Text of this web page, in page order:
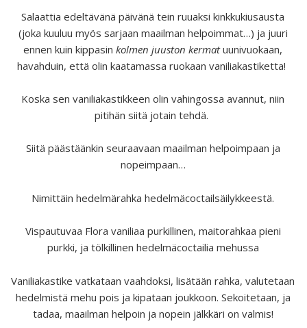
Salaattia edeltävänä päivänä tein ruuaksi kinkkukiusausta
(joka kuuluu myös sarjaan maailman helpoimmat…) ja juuri
ennen kuin kippasinkolmen juuston kermatuunivuokaan,
havahduin, että olin kaatamassa ruokaan vaniliakastiketta!
Koska sen vaniliakastikkeen olin vahingossa avannut, niin
pitihän siitä jotain tehdä.
Siitä päästäänkin seuraavaan maailman helpoimpaan ja
nopeimpaan…
Nimittäin hedelmärahka hedelmäcoctailsäilykkeestä.
Vispautuvaa Flora vaniliaa purkillinen, maitorahkaa pieni
purkki, ja tölkillinen hedelmäcoctailia mehussa
Vaniliakastike vatkataan vaahdoksi, lisätään rahka, valutetaan
hedelmistä mehu pois ja kipataan joukkoon. Sekoitetaan, ja
tadaa, maailman helpoin ja nopein jälkkäri on valmis!